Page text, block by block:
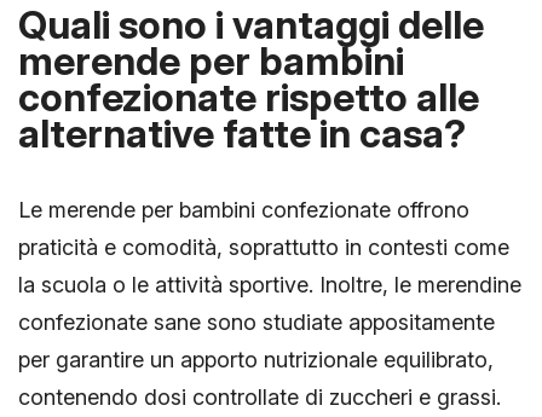
Quali sono i vantaggi delle
merende per bambini
confezionate rispetto alle
alternative fatte in casa?
Le merende per bambini confezionate offrono
praticità e comodità, soprattutto in contesti come
la scuola o le attività sportive. Inoltre, le merendine
confezionate sane sono studiate appositamente
per garantire un apporto nutrizionale equilibrato,
contenendo dosi controllate di zuccheri e grassi.